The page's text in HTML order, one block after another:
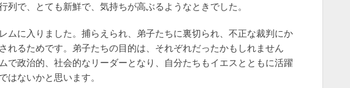
列で、とても新鮮で、気持ちが高ぶるようなときでした。
ムに入りました。捕らえられ、弟子たちに裏切られ、不正な裁判にか
れるためです。弟子たちの目的は、それぞれだったかもしれません
で政治的、社会的なリーダーとなり、自分たちもイエスとともに活躍
はないかと思います。